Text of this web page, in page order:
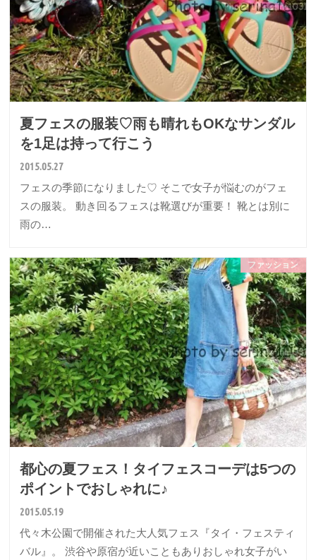
夏フェスの服装♡雨も晴れもOKなサンダル
を1足は持って行こう
2015.05.27
フェスの季節になりました♡ そこで女子が悩むのがフェ
スの服装。 動き回るフェスは靴選びが重要！ 靴とは別に
雨の…
ファッション
都心の夏フェス！タイフェスコーデは5つの
ポイントでおしゃれに♪
2015.05.19
代々木公園で開催された大人気フェス『タイ・フェスティ
バル』。 渋谷や原宿が近いこともありおしゃれ女子がい